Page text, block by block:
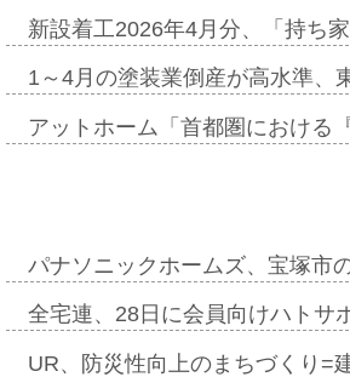
新設着工2026年4月分、「持ち
1～4月の塗装業倒産が高水準
アットホーム「首都圏における
パナソニックホームズ、宝塚市
全宅連、28日に会員向けハトサ
UR、防災性向上のまちづくり